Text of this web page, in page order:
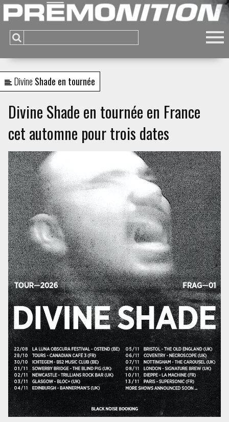
Divine Shade en tournée
Divine Shade en tournée en France
cet automne pour trois dates